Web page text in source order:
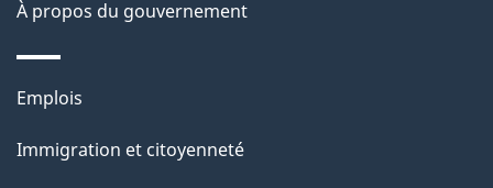
À propos du gouvernement
Thèmes
sujets
Emplois
Immigration et citoyenneté